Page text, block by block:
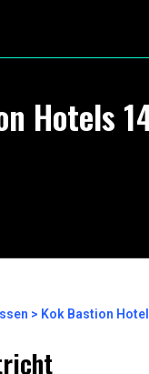
Hotels
Kok Bastion